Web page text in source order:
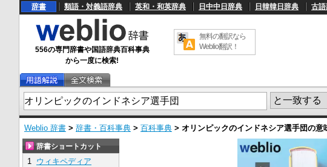
辞書 類語・対義語辞典 英和・和英辞典 日中中日辞典 日韓韓日辞典 古
556の専門辞書や国語辞典百科事典
から一度に検索!
無料の翻訳なら
Weblio翻訳！
Weblio 辞書 > 辞書・百科事典 > 百科事典 > オリンピックのインドネシア選手団の意
辞書ショートカット
1 ウィキペディア